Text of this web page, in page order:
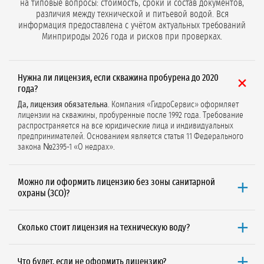
на типовые вопросы: стоимость, сроки и состав документов,
различия между технической и питьевой водой. Вся
информация предоставлена с учётом актуальных требований
Минприроды 2026 года и рисков при проверках.
Нужна ли лицензия, если скважина пробурена до 2020
года?
Да, лицензия обязательна. Компания «ГидроСервис» оформляет
лицензии на скважины, пробуренные после 1992 года. Требование
распространяется на все юридические лица и индивидуальных
предпринимателей. Основанием является статья 11 Федерального
закона №2395-1 «О недрах».
Можно ли оформить лицензию без зоны санитарной
охраны (ЗСО)?
Минприроды ЗСО и санитарно-эпидемиологические заключения не
Сколько стоит лицензия на техническую воду?
Что будет, если не оформить лицензию?